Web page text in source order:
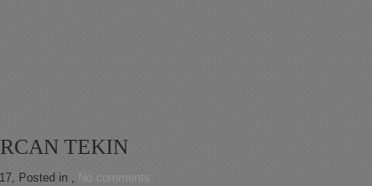
TEKIN
, Posted in , No comments